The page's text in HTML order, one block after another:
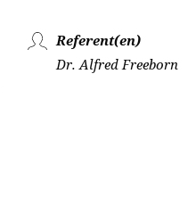
Referent(en)
Dr. Alfred Freeborn